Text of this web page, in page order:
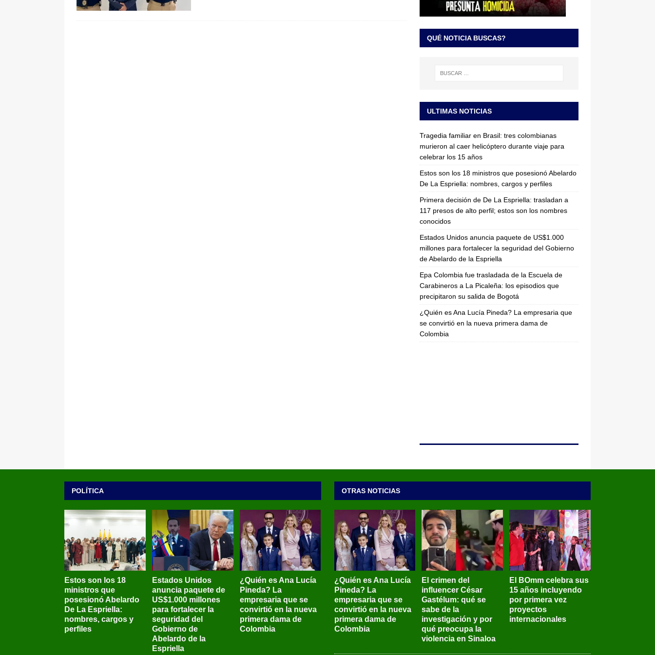
[ 8 de agosto de 2026 ]
QUÉ NOTICIA BUSCAS?
ULTIMAS NOTICIAS
Tragedia familiar en Brasil: tres colombianas
murieron al caer helicóptero durante viaje para
celebrar los 15 años
Estos son los 18 ministros que posesionó Abelardo
De La Espriella: nombres, cargos y perfiles
Primera decisión de De La Espriella: trasladan a
117 presos de alto perfil; estos son los nombres
conocidos
Estados Unidos anuncia paquete de US$1.000
millones para fortalecer la seguridad del Gobierno
de Abelardo de la Espriella
Epa Colombia fue trasladada de la Escuela de
Carabineros a La Picaleña: los episodios que
precipitaron su salida de Bogotá
¿Quién es Ana Lucía Pineda? La empresaria que
se convirtió en la nueva primera dama de
Colombia
POLÍTICA
Estos son los 18
ministros que
posesionó Abelardo
De La Espriella:
nombres, cargos y
perfiles
Estados Unidos
anuncia paquete de
US$1.000 millones
para fortalecer la
seguridad del
Gobierno de
Abelardo de la
Espriella
¿Quién es Ana Lucía
Pineda? La
empresaria que se
convirtió en la nueva
primera dama de
Colombia
OTRAS NOTICIAS
¿Quién es Ana Lucía
Pineda? La
empresaria que se
convirtió en la nueva
primera dama de
Colombia
El crimen del
influencer César
Gastélum: qué se
sabe de la
investigación y por
qué preocupa la
violencia en Sinaloa
El BOmm celebra sus
15 años incluyendo
por primera vez
proyectos
internacionales